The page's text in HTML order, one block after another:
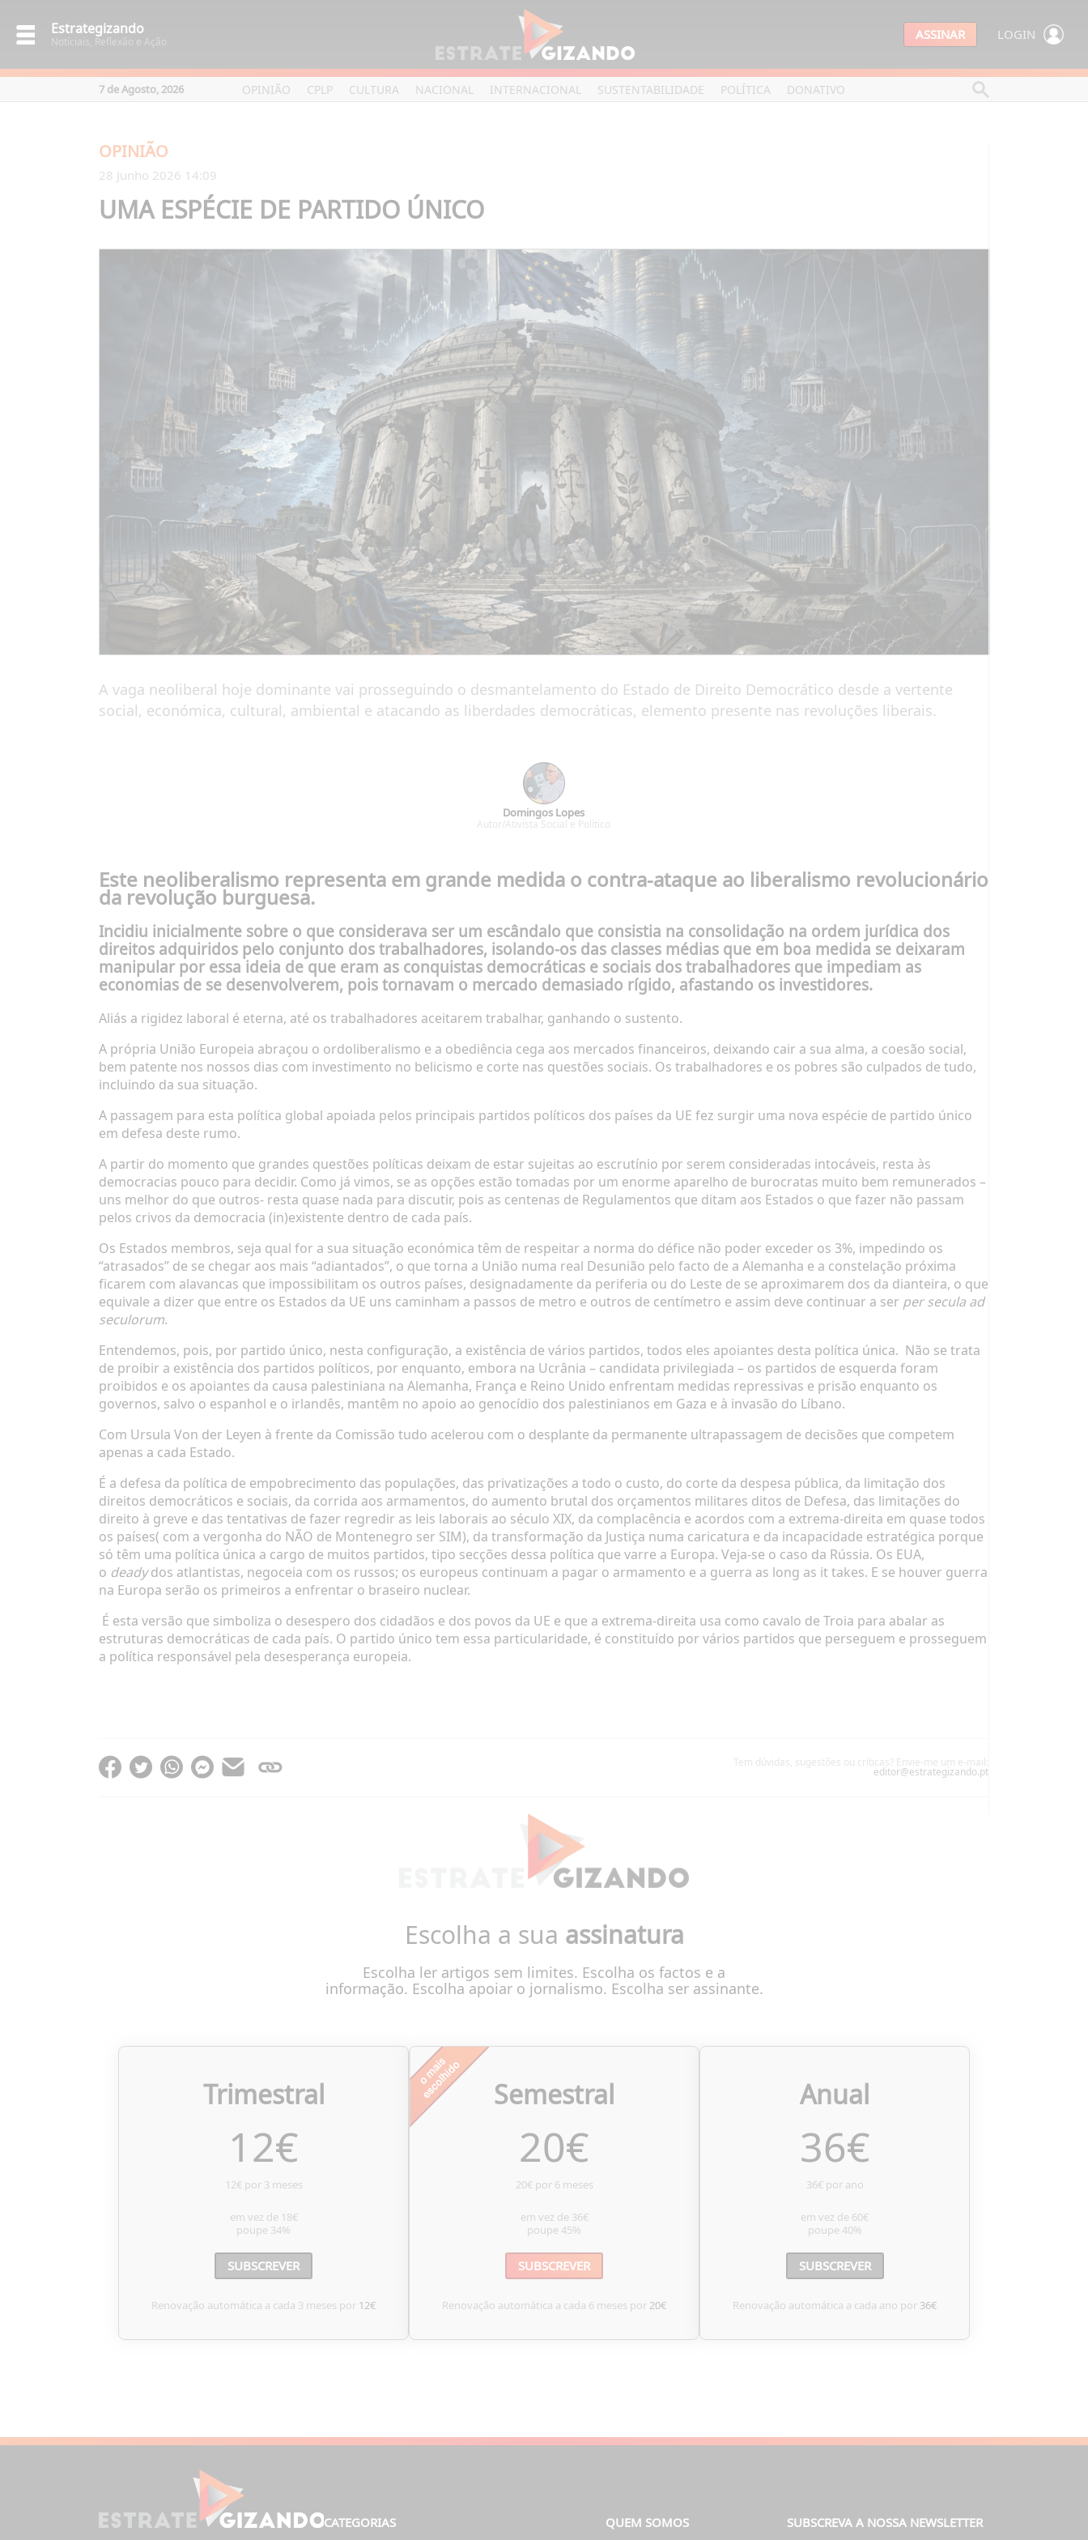
Estrategizando
Notíciais, Reflexão e Ação ASSINAR LOGIN
7 de Agosto, 2026 OPINIÃO CPLP CULTURA NACIONAL INTERNACIONAL SUSTENTABILIDADE POLÍTICA DONATIVO
OPINIÃO
28 Junho 2026 14:09
UMA ESPÉCIE DE PARTIDO ÚNICO
A vaga neoliberal hoje dominante vai prosseguindo o desmantelamento do Estado de Direito Democrático desde a vertente
social, económica, cultural, ambiental e atacando as liberdades democráticas, elemento presente nas revoluções liberais.
Domingos Lopes
Autor/Ativista Social e Político
Este neoliberalismo representa em grande medida o contra-ataque ao liberalismo revolucionário
da revolução burguesa.
Incidiu inicialmente sobre o que considerava ser um escândalo que consistia na consolidação na ordem jurídica dos
direitos adquiridos pelo conjunto dos trabalhadores, isolando-os das classes médias que em boa medida se deixaram
manipular por essa ideia de que eram as conquistas democráticas e sociais dos trabalhadores que impediam as
economias de se desenvolverem, pois tornavam o mercado demasiado rígido, afastando os investidores.
Aliás a rigidez laboral é eterna, até os trabalhadores aceitarem trabalhar, ganhando o sustento.
A própria União Europeia abraçou o ordoliberalismo e a obediência cega aos mercados financeiros, deixando cair a sua alma, a coesão social,
bem patente nos nossos dias com investimento no belicismo e corte nas questões sociais. Os trabalhadores e os pobres são culpados de tudo,
incluindo da sua situação.
A passagem para esta política global apoiada pelos principais partidos políticos dos países da UE fez surgir uma nova espécie de partido único
em defesa deste rumo.
A partir do momento que grandes questões políticas deixam de estar sujeitas ao escrutínio por serem consideradas intocáveis, resta às
democracias pouco para decidir. Como já vimos, se as opções estão tomadas por um enorme aparelho de burocratas muito bem remunerados –
uns melhor do que outros- resta quase nada para discutir, pois as centenas de Regulamentos que ditam aos Estados o que fazer não passam
pelos crivos da democracia (in)existente dentro de cada país.
Os Estados membros, seja qual for a sua situação económica têm de respeitar a norma do défice não poder exceder os 3%, impedindo os
“atrasados” de se chegar aos mais “adiantados”, o que torna a União numa real Desunião pelo facto de a Alemanha e a constelação próxima
ficarem com alavancas que impossibilitam os outros países, designadamente da periferia ou do Leste de se aproximarem dos da dianteira, o que
equivale a dizer que entre os Estados da UE uns caminham a passos de metro e outros de centímetro e assim deve continuar a ser per secula ad
seculorum.
Entendemos, pois, por partido único, nesta configuração, a existência de vários partidos, todos eles apoiantes desta política única. Não se trata
de proibir a existência dos partidos políticos, por enquanto, embora na Ucrânia – candidata privilegiada – os partidos de esquerda foram
proibidos e os apoiantes da causa palestiniana na Alemanha, França e Reino Unido enfrentam medidas repressivas e prisão enquanto os
governos, salvo o espanhol e o irlandês, mantêm no apoio ao genocídio dos palestinianos em Gaza e à invasão do Líbano.
Com Ursula Von der Leyen à frente da Comissão tudo acelerou com o desplante da permanente ultrapassagem de decisões que competem
apenas a cada Estado.
É a defesa da política de empobrecimento das populações, das privatizações a todo o custo, do corte da despesa pública, da limitação dos
direitos democráticos e sociais, da corrida aos armamentos, do aumento brutal dos orçamentos militares ditos de Defesa, das limitações do
direito à greve e das tentativas de fazer regredir as leis laborais ao século XIX, da complacência e acordos com a extrema-direita em quase todos
os países( com a vergonha do NÃO de Montenegro ser SIM), da transformação da Justiça numa caricatura e da incapacidade estratégica porque
só têm uma política única a cargo de muitos partidos, tipo secções dessa política que varre a Europa. Veja-se o caso da Rússia. Os EUA,
o deadydos atlantistas, negoceia com os russos; os europeus continuam a pagar o armamento e a guerra as long as it takes. E se houver guerra
na Europa serão os primeiros a enfrentar o braseiro nuclear.
É esta versão que simboliza o desespero dos cidadãos e dos povos da UE e que a extrema-direita usa como cavalo de Troia para abalar as
estruturas democráticas de cada país. O partido único tem essa particularidade, é constituído por vários partidos que perseguem e prosseguem
a política responsável pela desesperança europeia.
Tem dúvidas, sugestões ou críticas? Envie-me um e-mail:
editor@estrategizando.pt
Escolha a sua assinatura
Escolha ler artigos sem limites. Escolha os factos e a
informação. Escolha apoiar o jornalismo. Escolha ser assinante.
Trimestral
12€
12€ por 3 meses
em vez de 18€
poupe 34%
SUBSCREVER
Renovação automática a cada 3 meses por 12€
Semestral
20€
20€ por 6 meses
em vez de 36€
poupe45%
SUBSCREVER
Renovação automática a cada 6 meses por20€
Anual
36€
36€ por ano
em vez de 60€
poupe40%
SUBSCREVER
Renovação automática a cada ano por36€
CATEGORIAS QUEM SOMOS SUBSCREVA A NOSSA NEWSLETTER